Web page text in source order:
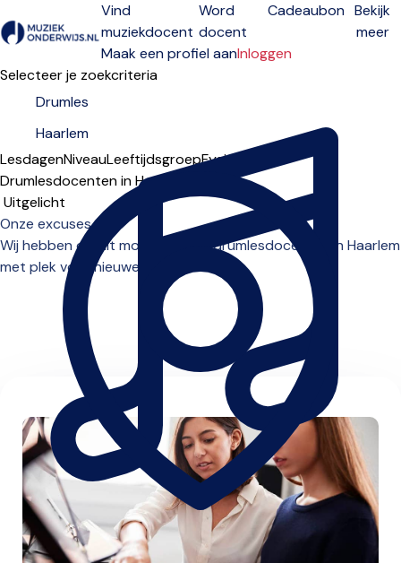
Open menu
Vind
muziekdocent
Word
docent
Cadeaubon Bekijk
meer
Maak een profiel aanInloggen
Selecteer je zoekcriteria
LesdagenNiveauLeeftijdsgroepFysiek
Drumlesdocenten in Haarlem
Sorteervolgorde
Onze excuses...
Wij hebben op dit moment geen drumlesdocenten in Haarlem
met plek voor nieuwe leerlingen.